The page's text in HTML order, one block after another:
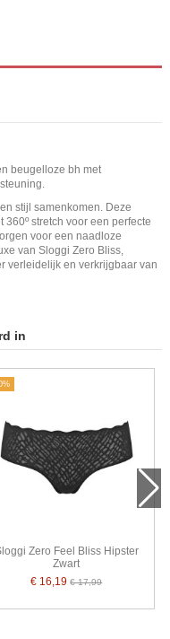
beugelloze bh met
stijl samenkomen. Deze
stretch voor een perfecte
voor een naadloze
van Sloggi Zero Bliss,
verleidelijk en verkrijgbaar van
in
Zero Feel Bliss Hipster
Zwart
€ 16,19€ 17,99